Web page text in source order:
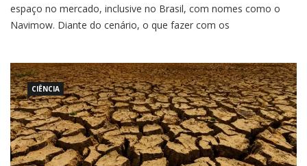
espaço no mercado, inclusive no Brasil, com nomes como o
Navimow. Diante do cenário, o que fazer com os
capaz de
CIÊNCIA